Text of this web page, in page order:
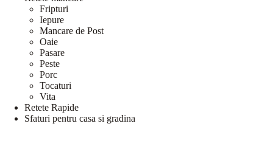
Fripturi
Iepure
Mancare de Post
Oaie
Pasare
Peste
Porc
Tocaturi
Vita
Retete Rapide
Sfaturi pentru casa si gradina